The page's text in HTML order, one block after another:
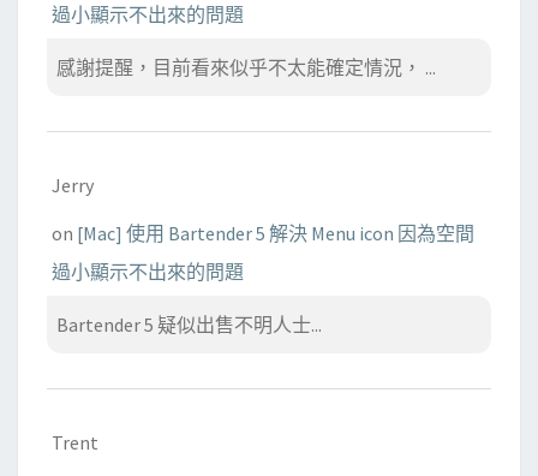
過小顯示不出來的問題
感謝提醒，目前看來似乎不太能確定情況， ...
Jerry
on [Mac] 使用 Bartender 5 解決 Menu icon 因為空間
過小顯示不出來的問題
Bartender 5 疑似出售不明人士...
Trent